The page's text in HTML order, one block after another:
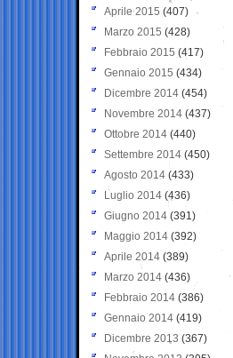
Aprile 2015 (407)
Marzo 2015 (428)
Febbraio 2015 (417)
Gennaio 2015 (434)
Dicembre 2014 (454)
Novembre 2014 (437)
Ottobre 2014 (440)
Settembre 2014 (450)
Agosto 2014 (433)
Luglio 2014 (436)
Giugno 2014 (391)
Maggio 2014 (392)
Aprile 2014 (389)
Marzo 2014 (436)
Febbraio 2014 (386)
Gennaio 2014 (419)
Dicembre 2013 (367)